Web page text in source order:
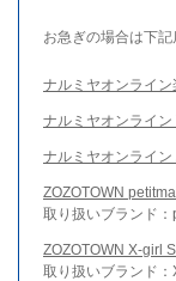
お急ぎの場合は下記
ナルミヤオンライ
ナルミヤオンライ
ナルミヤオンライ
ZOZOTOWN
取り扱いブランド
ZOZOTOWN X-girl
取り扱いブランド